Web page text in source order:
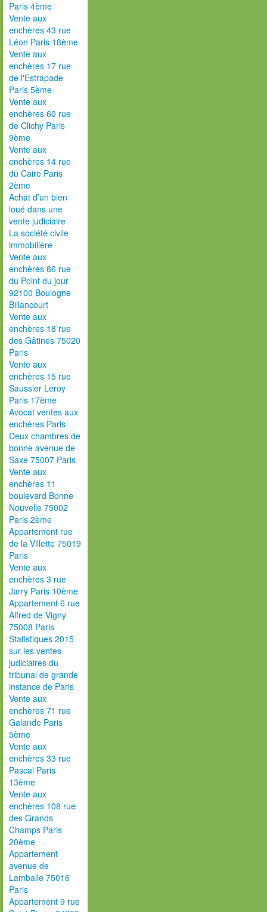
Paris 4ème
Vente aux
enchères 43 rue
Léon Paris 18ème
Vente aux
enchères 17 rue
de l'Estrapade
Paris 5ème
Vente aux
enchères 60 rue
de Clichy Paris
9ème
Vente aux
enchères 14 rue
du Caire Paris
2ème
Achat d’un bien
loué dans une
vente judiciaire
La société civile
immobilière
Vente aux
enchères 86 rue
du Point du jour
92100 Boulogne-
Billancourt
Vente aux
enchères 18 rue
des Gâtines 75020
Paris
Vente aux
enchères 15 rue
Saussier Leroy
Paris 17ème
Avocat ventes aux
enchères Paris
Deux chambres de
bonne avenue de
Saxe 75007 Paris
Vente aux
enchères 11
boulevard Bonne
Nouvelle 75002
Paris 2ème
Appartement rue
de la Villette 75019
Paris
Vente aux
enchères 3 rue
Jarry Paris 10ème
Appartement 6 rue
Alfred de Vigny
75008 Paris
Statistiques 2015
sur les ventes
judiciaires du
tribunal de grande
instance de Paris
Vente aux
enchères 71 rue
Galande Paris
5ème
Vente aux
enchères 33 rue
Pascal Paris
13ème
Vente aux
enchères 108 rue
des Grands
Champs Paris
20ème
Appartement
avenue de
Lamballe 75016
Paris
Appartement 9 rue